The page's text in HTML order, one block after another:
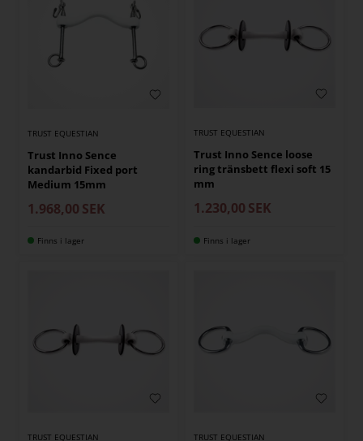
TRUST EQUESTIAN
Trust Inno Sence
kandarbid Fixed port
Medium 15mm
1.968,00 SEK
Finns i lager
TRUST EQUESTIAN
Trust Inno Sence loose
ring tränsbett flexi soft 15
mm
1.230,00 SEK
Finns i lager
TRUST EQUESTIAN TRUST EQUESTIAN